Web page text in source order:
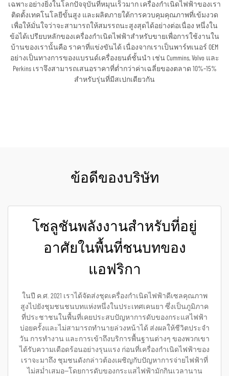
เฉพาะอย่างยิ่งในโลกปัจจุบันที่หมุนเร็วมาก เครื่องกำเนิดไฟฟ้าของเรา
ติดตั้งเทคโนโลยีขั้นสูง และผลิตภายใต้การควบคุมคุณภาพที่เข้มงวด
เพื่อให้มั่นใจว่าจะสามารถให้สมรรถนะสูงสุดได้อย่างต่อเนื่อง หนึ่งใน
ข้อได้เปรียบหลักของเครื่องกำเนิดไฟฟ้าสำหรับขายเพื่อการใช้งานใน
บ้านของเรานั้นคือ ราคาที่แข่งขันได้ เนื่องจากเราเป็นพาร์ทเนอร์ OEM
อย่างเป็นทางการของแบรนด์เครื่องยนต์ชั้นนำ เช่น Cummins, Volvo และ
Perkins เราจึงสามารถเสนอราคาที่ต่ำกว่าค่าเฉลี่ยของตลาด 10%–15%
สำหรับรุ่นที่มีสเปกเดียวกัน
ข้อดีของบริษัท
โซลูชันพลังงานสำหรับที่อยู่
อาศัยในพื้นที่ชนบทของ
แอฟริกา
ในปี ค.ศ. 2021 เราได้จัดส่งชุดเครื่องกำเนิดไฟฟ้าดีเซลคุณภาพ
สูงไปยังชุมชนชนบทแห่งหนึ่งในประเทศเคนยา ซึ่งเป็นภูมิภาค
ที่ประชาชนในพื้นที่เคยประสบปัญหาการดับของกระแสไฟฟ้า
บ่อยครั้งและไม่สามารถทำนายล่วงหน้าได้ ส่งผลให้ชีวิตประจำ
วัน การทำงาน และการเข้าถึงบริการพื้นฐานต่างๆ ของพวกเขา
ได้รับความเดือดร้อนอย่างรุนแรง ก่อนที่เครื่องกำเนิดไฟฟ้าของ
เราจะมาถึง ชุมชนดังกล่าวต้องเผชิญกับปัญหาการจ่ายไฟฟ้าที่
ไม่สม่ำเสมอ—โดยการดับของกระแสไฟฟ้ามักกินเวลานาน